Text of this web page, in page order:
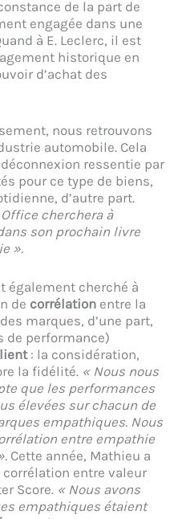
de la part de
engagée dans une
à E. Leclerc, il est
historique en
d’achat des
nous retrouvons
automobile. Cela
ressentie par
pour ce type de biens,
d’autre part.
cherchera à
son prochain livre
».
également cherché à
de corrélation entre la
des marques, d’une part,
de performance)
: la considération,
la fidélité. « Nous nous
que les performances
élevées sur chacun de
empathiques. Nous
entre empathie
Cette année, Mathieu a
corrélation entre valeur
Score. « Nous avons
empathiques étaient